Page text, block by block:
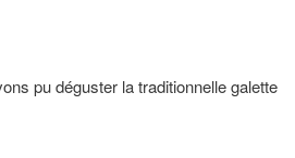
pu déguster la traditionnelle galette